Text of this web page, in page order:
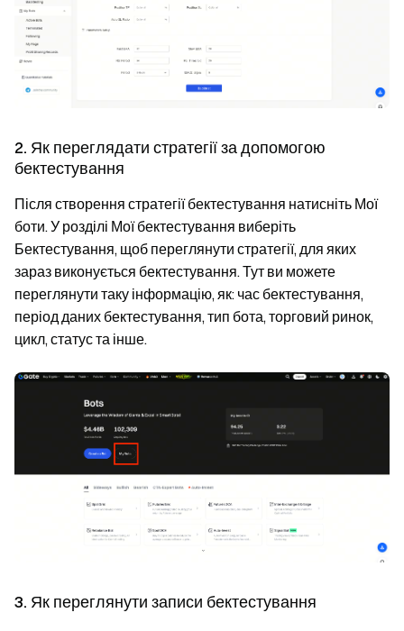
2. Як переглядати стратегії за допомогою
бектестування
Після створення стратегії бектестування натисніть Мої
боти. У розділі Мої бектестування виберіть
Бектестування, щоб переглянути стратегії, для яких
зараз виконується бектестування. Тут ви можете
переглянути таку інформацію, як: час бектестування,
період даних бектестування, тип бота, торговий ринок,
цикл, статус та інше.
3. Як переглянути записи бектестування